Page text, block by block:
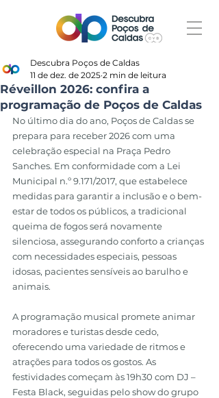
Réveillon 2026: confira a
programação de Poços de Caldas
Descubra Poços de Caldas
11 de dez. de 2025 2 min de leitura
No último dia do ano, Poços de Caldas se
prepara para receber 2026 com uma
celebração especial na Praça Pedro
Sanches. Em conformidade com a Lei
Municipal n.º 9.171/2017, que estabelece
medidas para garantir a inclusão e o bem-
estar de todos os públicos, a tradicional
queima de fogos será novamente
silenciosa, assegurando conforto a crianças
com necessidades especiais, pessoas
idosas, pacientes sensíveis ao barulho e
animais.
A programação musical promete animar
moradores e turistas desde cedo,
oferecendo uma variedade de ritmos e
atrações para todos os gostos. As
festividades começam às 19h30 com DJ –
Festa Black, seguidas pelo show do grupo